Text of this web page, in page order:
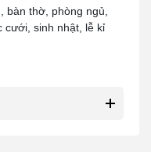
bàn thờ, phòng ngủ,
cưới, sinh nhật, lễ kỉ